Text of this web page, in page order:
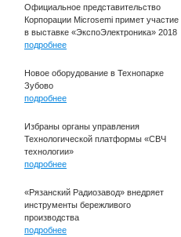
Официальное представительство
Корпорации Microsemi примет участие
в выставке «ЭкспоЭлектроника» 2018
подробнее
Новое оборудование в Технопарке
Зубово
подробнее
Избраны органы управления
Технологической платформы «СВЧ
технологии»
подробнее
«Рязанский Радиозавод» внедряет
инструменты бережливого
производства
подробнее